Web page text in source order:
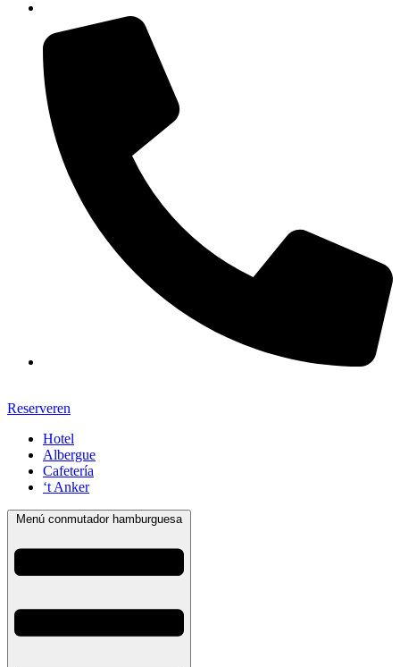
Reserveren
Hotel
Albergue
Cafetería
‘t Anker
Menú conmutador hamburguesa